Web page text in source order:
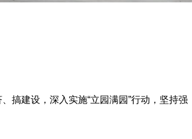
搞建设，深入实施“立园满园”行动，坚持强